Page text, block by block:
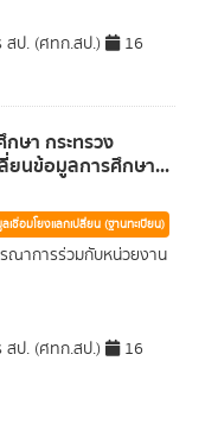
สป. (ศทก.สป.)
16
ษา กระทรวง
ยนข้อมูลการศึกษา...
เชื่อมโยงแลกเปลี่ยน (ฐานทะเบียน)
ณาการร่วมกับหน่วยงาน
สป. (ศทก.สป.)
16